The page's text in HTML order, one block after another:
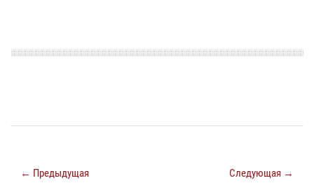
← Предыдущая Следующая →